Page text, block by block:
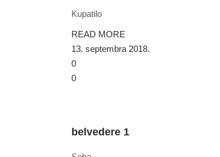
Kupatilo
READ MORE
13. septembra 2018.
0
0
belvedere 1